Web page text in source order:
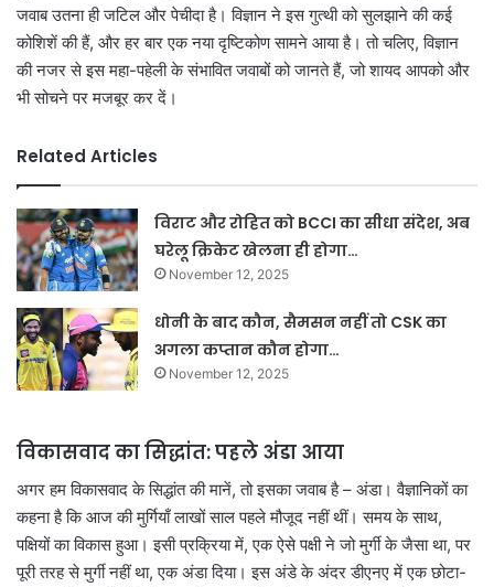
जवाब उतना ही जटिल और पेचीदा है। विज्ञान ने इस गुत्थी को सुलझाने की कई
कोशिशें की हैं, और हर बार एक नया दृष्टिकोण सामने आया है। तो चलिए, विज्ञान
की नजर से इस महा-पहेली के संभावित जवाबों को जानते हैं, जो शायद आपको और
भी सोचने पर मजबूर कर दें।
Related Articles
विराट और रोहित को BCCI का सीधा संदेश, अब
घरेलू क्रिकेट खेलना ही होगा…
November 12, 2025
धोनी के बाद कौन, सैमसन नहीं तो CSK का
अगला कप्तान कौन होगा…
November 12, 2025
विकासवाद का सिद्धांत: पहले अंडा आया
अगर हम विकासवाद के सिद्धांत की मानें, तो इसका जवाब है – अंडा। वैज्ञानिकों का
कहना है कि आज की मुर्गियाँ लाखों साल पहले मौजूद नहीं थीं। समय के साथ,
पक्षियों का विकास हुआ। इसी प्रक्रिया में, एक ऐसे पक्षी ने जो मुर्गी के जैसा था, पर
पूरी तरह से मुर्गी नहीं था, एक अंडा दिया। इस अंडे के अंदर डीएनए में एक छोटा-